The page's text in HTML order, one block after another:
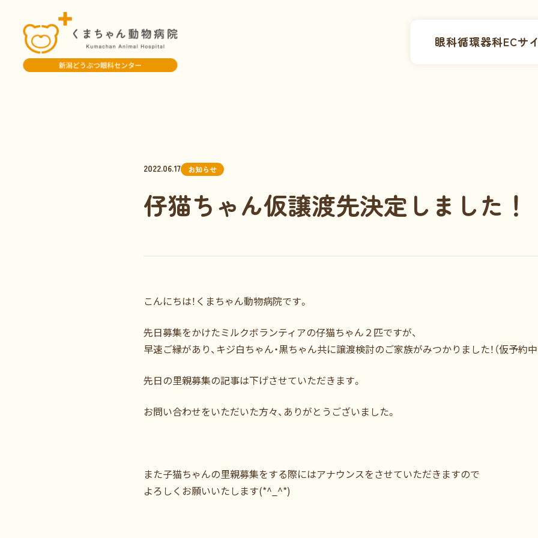
眼科循環器科ECサ
2022.06.17 お知らせ
仔猫ちゃん仮譲渡先決定しました！
こんにちは！くまちゃん動物病院です。
先日募集をかけたミルクボランティアの仔猫ちゃん２匹ですが、
早速ご縁があり、キジ白ちゃん・黒ちゃん共に譲渡検討のご家族がみつかりました！（仮予約中
先日の里親募集の記事は下げさせていただきます。
お問い合わせをいただいた方々、ありがとうございました。
また子猫ちゃんの里親募集をする際にはアナウンスをさせていただきますので
よろしくお願いいたします(*^_^*)